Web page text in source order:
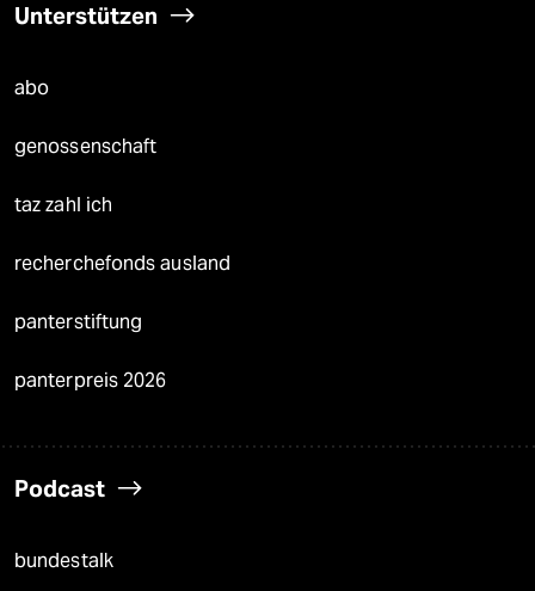
Unterstützen
abo
genossenschaft
taz zahl ich
recherchefonds ausland
panterstiftung
panterpreis 2026
Podcast
bundestalk